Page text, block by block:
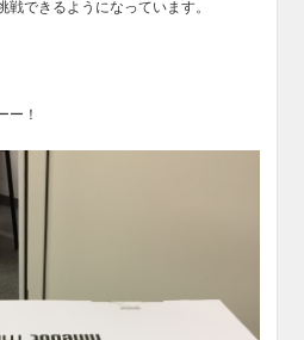
できるようになっています。
ー！